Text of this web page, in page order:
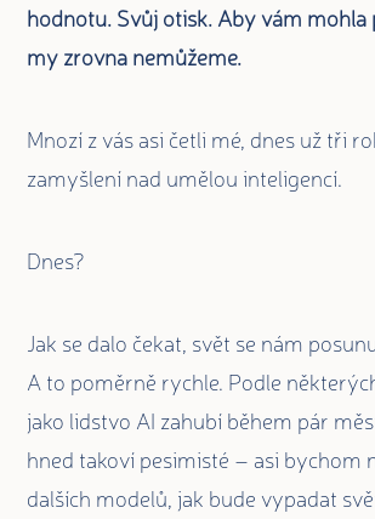
hodnotu. Svůj otisk. Aby vám mohla
my zrovna nemůžeme.
Mnozí z vás asi četli mé, dnes už tři
zamyšlení nad umělou inteligencí.
Dnes?
Jak se dalo čekat, svět se nám
A to poměrně rychle. Podle
jako lidstvo AI zahubí během pár
hned takoví pesimisté – asi bychom
dalších modelů, jak bude vypadat